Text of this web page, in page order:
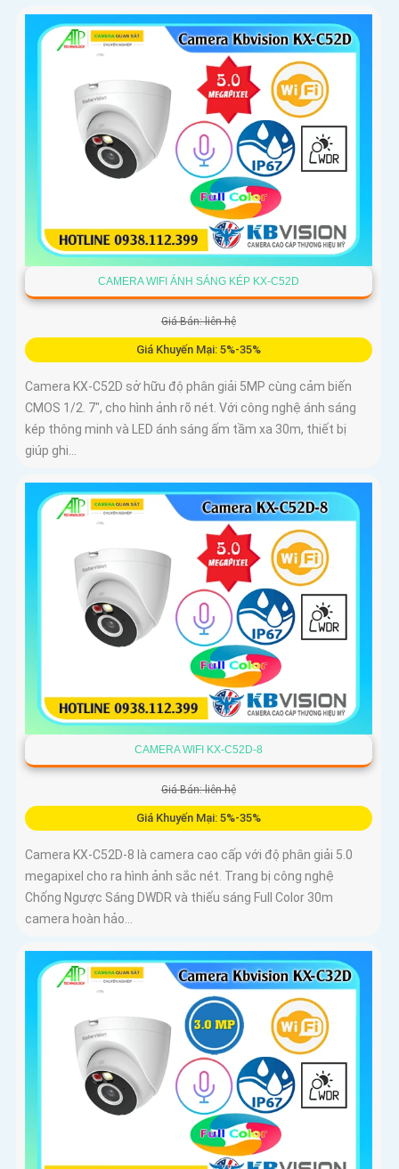
CAMERA WIFI ÁNH SÁNG KÉP KX-C52D
Giá Bán: liên hệ
Giá Khuyến Mại: 5%-35%
Camera KX-C52D sở hữu độ phân giải 5MP cùng cảm biến
CMOS 1/2. 7", cho hình ảnh rõ nét. Với công nghệ ánh sáng
kép thông minh và LED ánh sáng ấm tầm xa 30m, thiết bị
giúp ghi...
CAMERA WIFI KX-C52D-8
Giá Bán: liên hệ
Giá Khuyến Mại: 5%-35%
Camera KX-C52D-8 là camera cao cấp với độ phân giải 5.0
megapixel cho ra hình ảnh sắc nét. Trang bị công nghệ
Chống Ngược Sáng DWDR và thiếu sáng Full Color 30m
camera hoàn hảo...